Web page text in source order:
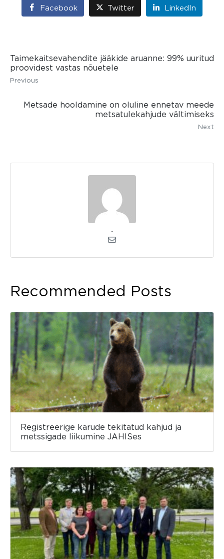
Facebook Twitter LinkedIn
Taimekaitsevahendite jääkide aruanne: 99% uuritud
proovidest vastas nõuetele
Previous
Metsade hooldamine on oluline ennetav meede
metsatulekahjude vältimiseks
Next
Recommended Posts
Registreerige karude tekitatud kahjud ja
metssigade liikumine JAHISes